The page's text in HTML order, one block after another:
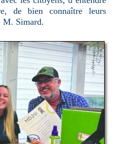
de bien connaître leurs
M. Simard.